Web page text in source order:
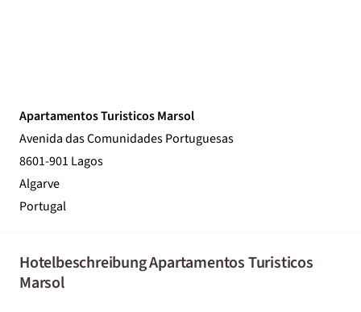
Apartamentos Turisticos Marsol
Avenida das Comunidades Portuguesas
8601-901 Lagos
Algarve
Portugal
Hotelbeschreibung Apartamentos Turisticos
Marsol